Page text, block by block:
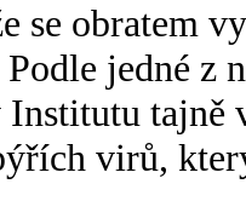
se obratem
jedné z
tajně
virů,